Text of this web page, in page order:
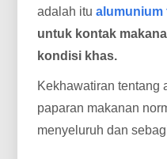
adalah itualumunium
untuk kontak
kondisi khas.
Kekhawatiran tentang
paparan makanan
menyeluruh dan